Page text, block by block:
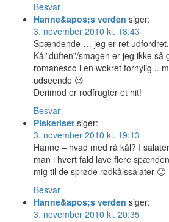
Besvar
Hanne&apos;s verden siger:
3. november 2010 kl. 18:43
Spændende … jeg er ret
Kål”duften”/smagen er jeg ikke
romanesco i en wokret fornylig ..
udseende 😉
Derimod er rodfrugter et hit!
Besvar
Piskeriset siger:
3. november 2010 kl. 19:13
Hanne – hvad med rå kål? I
man i hvert fald lave flere
mig til de sprøde rødkålssalater 🙂
Besvar
Hanne&apos;s verden siger:
3. november 2010 kl. 20:35